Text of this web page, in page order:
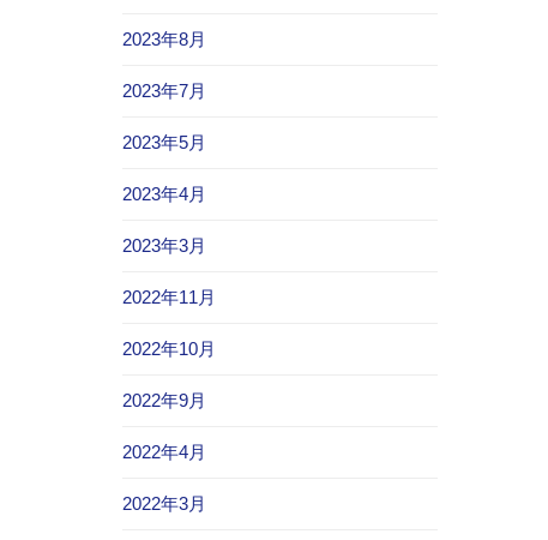
2023年8月
2023年7月
2023年5月
2023年4月
2023年3月
2022年11月
2022年10月
2022年9月
2022年4月
2022年3月